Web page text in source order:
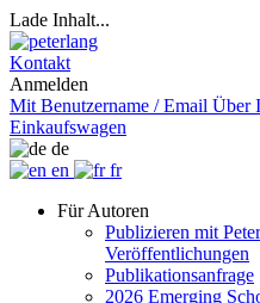
Lade Inhalt...
Kontakt
Anmelden
Mit Benutzername / Email Über
Einkaufswagen
de
en
fr
Für Autoren
Publizieren mit
Veröffentlichungen
Publikationsanfrage
2026 Emerging